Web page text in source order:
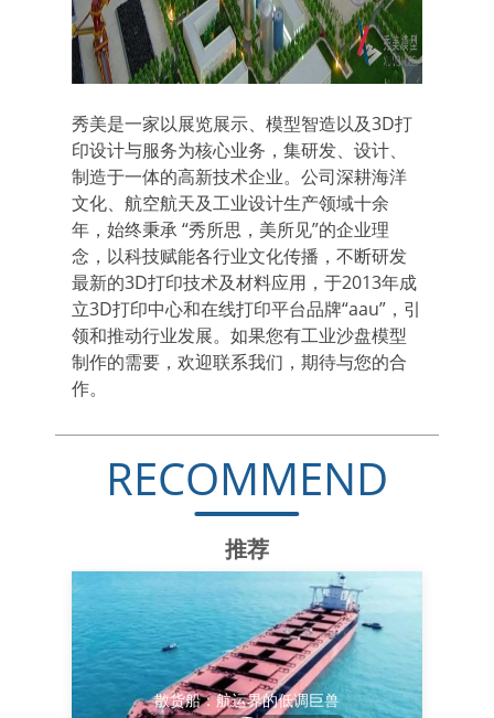
秀美是一家以展览展示、模型智造以及3D打
印设计与服务为核心业务，集研发、设计、
制造于一体的高新技术企业。公司深耕海洋
文化、航空航天及工业设计生产领域十余
年，始终秉承 “秀所思，美所见”的企业理
念，以科技赋能各行业文化传播，不断研发
最新的3D打印技术及材料应用，于2013年成
立3D打印中心和在线打印平台品牌“aau”，引
领和推动行业发展。如果您有工业沙盘模型
制作的需要，欢迎联系我们，期待与您的合
作。
RECOMMEND
推荐
散货船：航运界的低调巨兽